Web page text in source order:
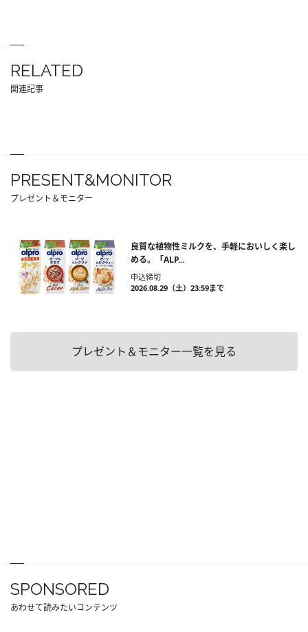
RELATED
関連記事
PRESENT&MONITOR
プレゼント＆モニター
良質な植物性ミルクを、手軽においしく楽し
める。「ALP...
申込締切
2026.08.29（土）23:59まで
プレゼント＆モニター一覧を見る
SPONSORED
あわせて読みたいコンテンツ